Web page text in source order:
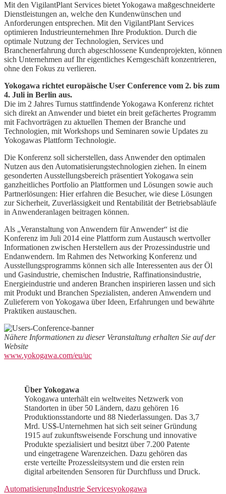
Mit den VigilantPlant Services bietet Yokogawa maßgeschneiderte
Dienstleistungen an, welche den Kundenwünschen und
Anforderungen entsprechen. Mit den VigilantPlant Services
optimieren Industrieunternehmen Ihre Produktion. Durch die
optimale Nutzung der Technologien, Services und
Branchenerfahrung durch abgeschlossene Kundenprojekten, können
sich Unternehmen auf Ihr eigentliches Kerngeschäft konzentrieren,
ohne den Fokus zu verlieren.
Yokogawa richtet europäische User Conference vom 2. bis zum
4. Juli in Berlin aus.
Die im 2 Jahres Turnus stattfindende Yokogawa Konferenz richtet
sich direkt an Anwender und bietet ein breit gefächertes Programm
mit Fachvorträgen zu aktuellen Themen der Branche und
Technologien, mit Workshops und Seminaren sowie Updates zu
Yokogawas Plattform Technologie.
Die Konferenz soll sicherstellen, dass Anwender den optimalen
Nutzen aus den Automatisierungstechnologien ziehen. In einem
gesonderten Ausstellungsbereich präsentiert Yokogawa sein
ganzheitliches Portfolio an Plattformen und Lösungen sowie auch
Partnerlösungen: Hier erfahren die Besucher, wie diese Lösungen
zur Sicherheit, Zuverlässigkeit und Rentabilität der Betriebsabläufe
in Anwenderanlagen beitragen können.
Als „Veranstaltung von Anwendern für Anwender“ ist die
Konferenz im Juli 2014 eine Plattform zum Austausch wertvoller
Informationen zwischen Herstellern aus der Prozessindustrie und
Endanwendern. Im Rahmen des Networking Konferenz und
Ausstellungsprogramms können sich alle Interessenten aus der Öl
und Gasindustrie, chemischen Industrie, Raffinationsindustrie,
Energieindustrie und anderen Branchen inspirieren lassen und sich
mit Produkt und Branchen Spezialisten, anderen Anwendern und
Zulieferern von Yokogawa über Ideen, Erfahrungen und bewährte
Praktiken austauschen.
Nähere Informationen zu dieser Veranstaltung erhalten Sie auf der
Website
www.yokogawa.com/eu/uc
Über Yokogawa
Yokogawa unterhält ein weltweites Netzwerk von
Standorten in über 50 Ländern, dazu gehören 16
Produktionsstandorte und 88 Niederlassungen. Das 3,7
Mrd. US$-Unternehmen hat sich seit seiner Gründung
1915 auf zukunftsweisende Forschung und innovative
Produkte spezialisiert und besitzt über 7.200 Patente
und eingetragene Warenzeichen. Dazu gehören das
erste verteilte Prozessleitsystem und die ersten rein
digital arbeitenden Sensoren für Durchfluss und Druck.
AutomatisierungIndustrie Servicesyokogawa